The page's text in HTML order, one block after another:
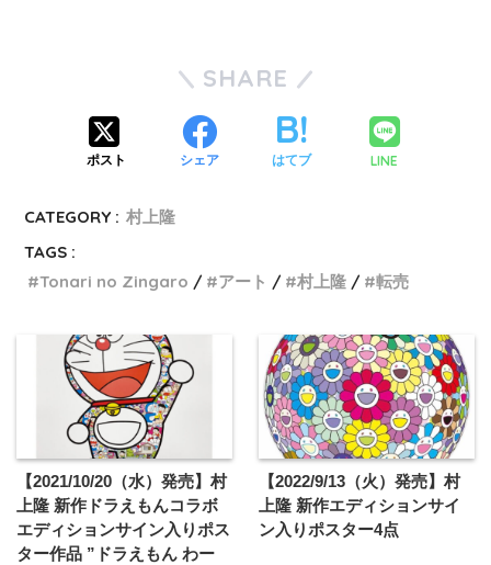
SHARE
ポスト シェア はてブ LINE
CATEGORY : 村上隆
TAGS :
Tonari no Zingaro
アート 村上隆 転売
【2021/10/20（水）発売】村
上隆 新作ドラえもんコラボ
エディションサイン入りポス
ター作品 ”ドラえもん わー
【2022/9/13（火）発売】村
上隆 新作エディションサイ
ン入りポスター4点